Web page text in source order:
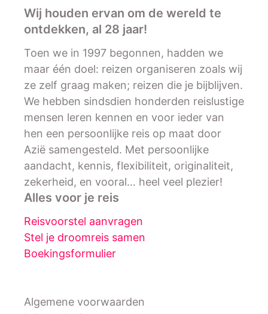
Wij houden ervan om de wereld te
ontdekken, al 28 jaar!
Toen we in 1997 begonnen, hadden we
maar één doel: reizen organiseren zoals wij
ze zelf graag maken; reizen die je bijblijven.
We hebben sindsdien honderden reislustige
mensen leren kennen en voor ieder van
hen een persoonlijke reis op maat door
Azië samengesteld. Met persoonlijke
aandacht, kennis, flexibiliteit, originaliteit,
zekerheid, en vooral… heel veel plezier!
Alles voor je reis
Reisvoorstel aanvragen
Stel je droomreis samen
Boekingsformulier
Algemene voorwaarden